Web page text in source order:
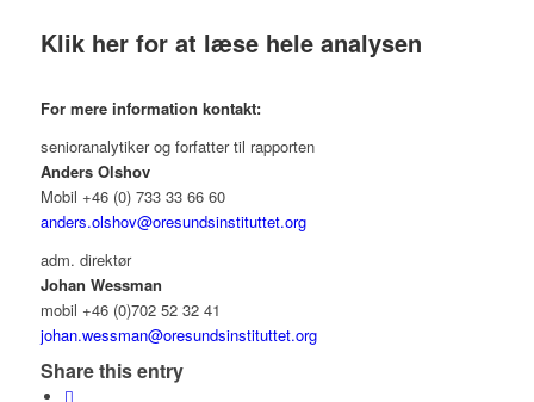
Klik her for at læse hele analysen
For mere information kontakt:
senioranalytiker og forfatter til rapporten
Anders Olshov
Mobil +46 (0) 733 33 66 60
anders.olshov@oresundsinstituttet.org
adm. direktør
Johan Wessman
mobil +46 (0)702 52 32 41
johan.wessman@oresundsinstituttet.org
Share this entry